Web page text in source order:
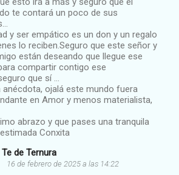
te contará un poco de sus
y ser empático es un don y un regalo
lo reciben.Seguro que este señor y
están deseando que llegue ese
compartir contigo ese
que sí ...
anécdota, ojalá este mundo fuera
en Amor y menos materialista,
abrazo y que pases una tranquila
Conxita
Te de Ternura
16 de febrero de 2025 a las 14:22